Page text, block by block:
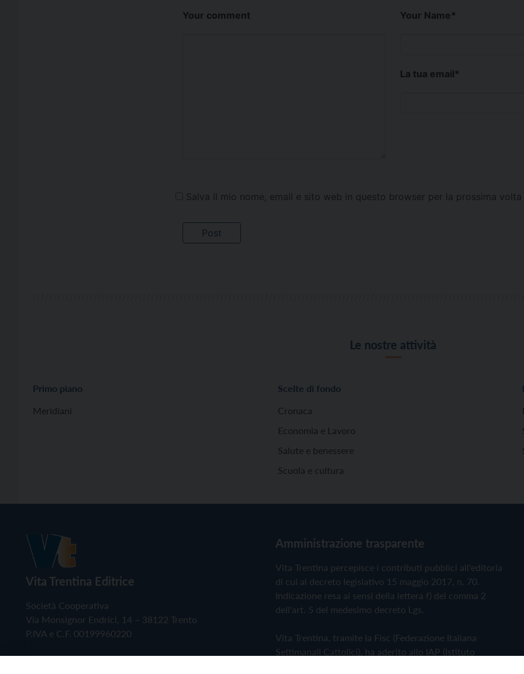
Your comment Your Name*
La tua email*
Salva il mio nome, email e sito web in questo browser per la prossima
Le nostre attività
Primo piano
Meridiani
Scelte di fondo
Cronaca
Economia e Lavoro
Salute e benessere
Scuola e cultura
Vita Trentina Editrice
Società Cooperativa
Via Monsignor Endrici, 14 – 38122 Trento
P.IVA e C.F. 00199960220
Amministrazione trasparente
Vita Trentina percepisce i contributi pubblici all'editoria
di cui al decreto legislativo 15 maggio 2017, n. 70.
Indicazione resa ai sensi della lettera f) del comma 2
dell'art. 5 del medesimo decreto Lgs.
Vita Trentina, tramite la Fisc (Federazione Italiana
Settimanali Cattolici), ha aderito allo IAP (Istituto